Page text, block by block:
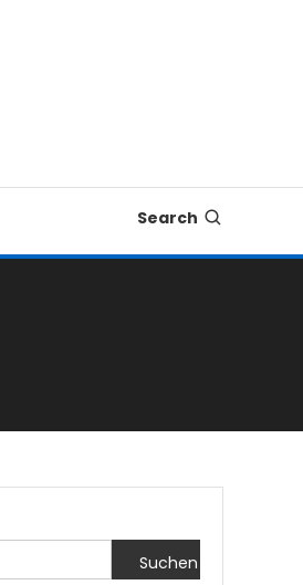
Search
Suchen